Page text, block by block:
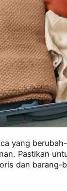
yang
Pastikan
dan